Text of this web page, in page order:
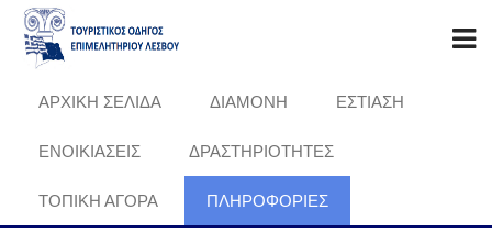
ΑΡΧΙΚΗ ΣΕΛΙΔΑ ΔΙΑΜΟΝΗ ΕΣΤΙΑΣΗ
ΕΝΟΙΚΙΑΣΕΙΣ ΔΡΑΣΤΗΡΙΟΤΗΤΕΣ
ΤΟΠΙΚΗ ΑΓΟΡΑ ΠΛΗΡΟΦΟΡΊΕΣ